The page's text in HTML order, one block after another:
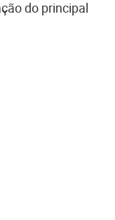
do principal